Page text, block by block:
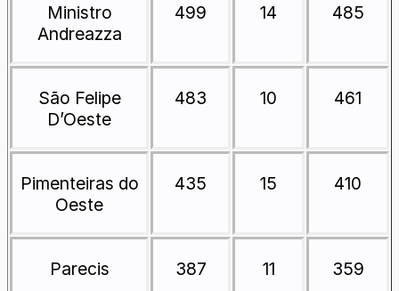
Ministro
Andreazza
499 14 485
São Felipe
D’Oeste
483 10 461
Pimenteiras do
Oeste
435 15 410
Parecis 387 11 359